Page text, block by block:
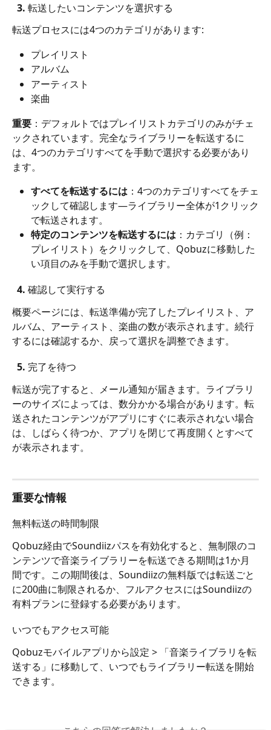
  3. 転送したいコンテンツを選択する
転送プロセスには4つのカテゴリがあります:
プレイリスト
アルバム
アーティスト
楽曲
重要 ：デフォルトではプレイリストカテゴリのみがチェ
ックされています。完全なライブラリーを転送するに
は、4つのカテゴリすべてを手動で選択する必要があり
ます。
すべてを転送するには ：4つのカテゴリすべてをチェ
ックして確認します—ライブラリー全体が1クリック
で転送されます。
特定のコンテンツを転送するには ：カテゴリ（例：
プレイリスト）をクリックして、Qobuzに移動した
い項目のみを手動で選択します。
  4. 確認して実行する
概要ページには、転送準備が完了したプレイリスト、ア
ルバム、アーティスト、楽曲の数が表示されます。続行
するには確認するか、戻って選択を調整できます。
  5. 完了を待つ
転送が完了すると、メール通知が届きます。ライブラリ
ーのサイズによっては、数分かかる場合があります。転
送されたコンテンツがアプリにすぐに表示されない場合
は、しばらく待つか、アプリを閉じて再度開くとすべて
が表示されます。
重要な情報
無料転送の時間制限
Qobuz経由でSoundiizパスを有効化すると、無制限のコ
ンテンツで音楽ライブラリーを転送できる期間は1か月
間です。この期間後は、Soundiizの無料版では転送ごと
に200曲に制限されるか、フルアクセスにはSoundiizの
有料プランに登録する必要があります。
いつでもアクセス可能
Qobuzモバイルアプリから設定 > 「音楽ライブラリを転
送する」に移動して、いつでもライブラリー転送を開始
できます。